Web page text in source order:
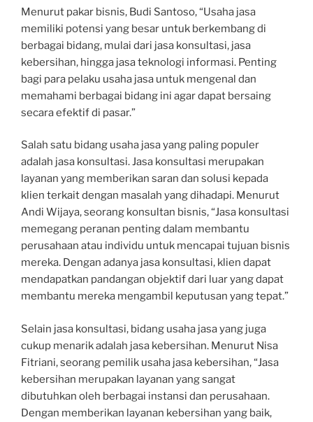
Menurut pakar bisnis, Budi Santoso, “Usaha jasa
memiliki potensi yang besar untuk berkembang di
berbagai bidang, mulai dari jasa konsultasi, jasa
kebersihan, hingga jasa teknologi informasi. Penting
bagi para pelaku usaha jasa untuk mengenal dan
memahami berbagai bidang ini agar dapat bersaing
secara efektif di pasar.”
Salah satu bidang usaha jasa yang paling populer
adalah jasa konsultasi. Jasa konsultasi merupakan
layanan yang memberikan saran dan solusi kepada
klien terkait dengan masalah yang dihadapi. Menurut
Andi Wijaya, seorang konsultan bisnis, “Jasa konsultasi
memegang peranan penting dalam membantu
perusahaan atau individu untuk mencapai tujuan bisnis
mereka. Dengan adanya jasa konsultasi, klien dapat
mendapatkan pandangan objektif dari luar yang dapat
membantu mereka mengambil keputusan yang tepat.”
Selain jasa konsultasi, bidang usaha jasa yang juga
cukup menarik adalah jasa kebersihan. Menurut Nisa
Fitriani, seorang pemilik usaha jasa kebersihan, “Jasa
kebersihan merupakan layanan yang sangat
dibutuhkan oleh berbagai instansi dan perusahaan.
Dengan memberikan layanan kebersihan yang baik,